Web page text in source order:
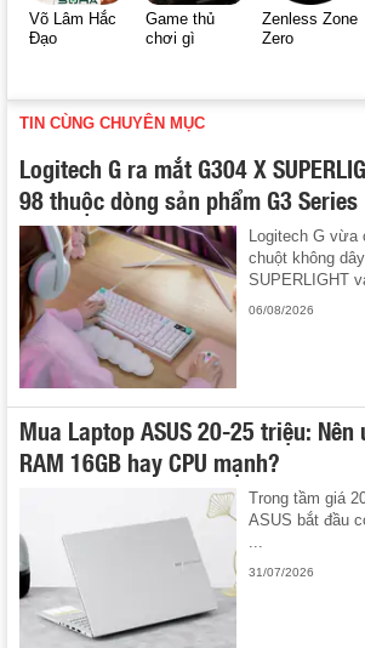
Võ Lâm Hắc
Đạo
Game thủ
chơi gì
Zenless Zone
Zero
TIN CÙNG CHUYÊN MỤC
Logitech G ra mắt G304 X
98 thuộc dòng sản phẩm G3 Series
Logitech G
chuột không
SUPERLIGHT
06/08/2026
Mua Laptop ASUS 20-25 triệu: Nên
RAM 16GB hay CPU mạnh?
Trong tầm giá
ASUS bắt đầu
...
31/07/2026